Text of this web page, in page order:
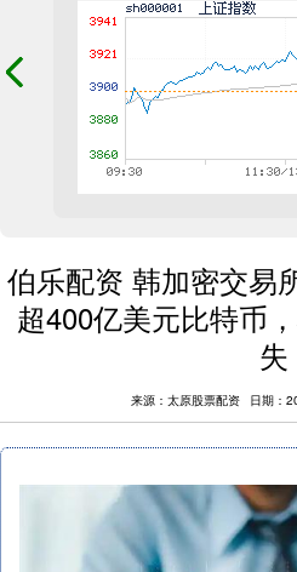
伯乐配资 韩加密交易
超400亿美元比特币
失
来源：太原股票配资 日期：